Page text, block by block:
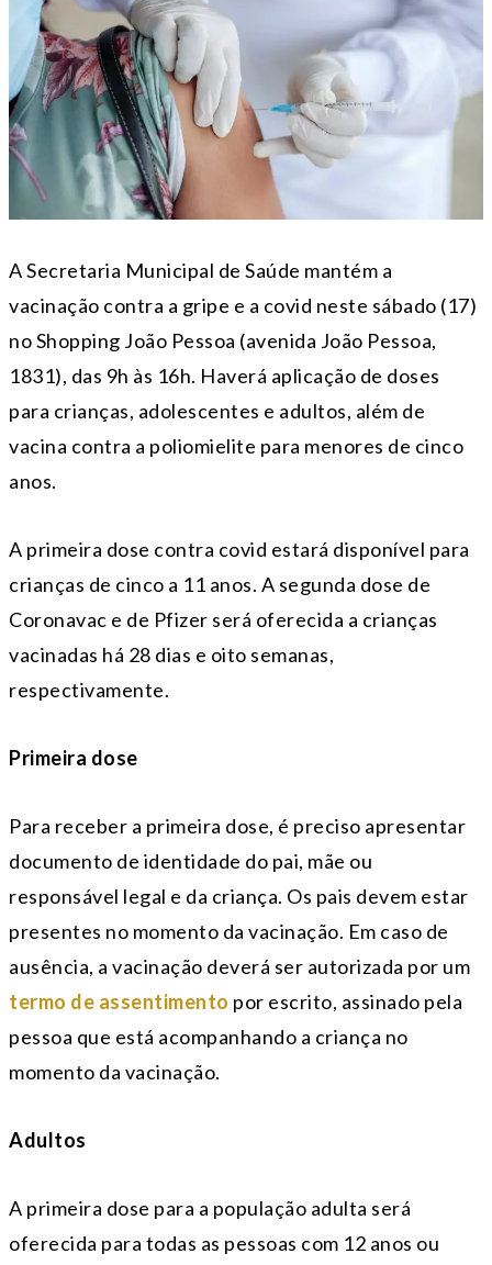
A Secretaria Municipal de Saúde mantém a
vacinação contra a gripe e a covid neste sábado (17)
no Shopping João Pessoa (avenida João Pessoa,
1831), das 9h às 16h. Haverá aplicação de doses
para crianças, adolescentes e adultos, além de
vacina contra a poliomielite para menores de cinco
anos.
A primeira dose contra covid estará disponível para
crianças de cinco a 11 anos. A segunda dose de
Coronavac e de Pfizer será oferecida a crianças
vacinadas há 28 dias e oito semanas,
respectivamente.
Primeira dose
Para receber a primeira dose, é preciso apresentar
documento de identidade do pai, mãe ou
responsável legal e da criança. Os pais devem estar
presentes no momento da vacinação. Em caso de
ausência, a vacinação deverá ser autorizada por um
termo de assentimento por escrito, assinado pela
pessoa que está acompanhando a criança no
momento da vacinação.
Adultos
A primeira dose para a população adulta será
oferecida para todas as pessoas com 12 anos ou